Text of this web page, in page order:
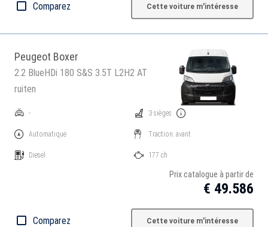
Comparez Cette voiture m'intéresse
Peugeot Boxer
2.2 BlueHDi 180 S&S 3.5T L2H2 AT
ruiten
-
Automatique
Diesel
3 sièges
Traction: avant
177 ch
Prix catalogue à partir de
€ 49.586
Comparez Cette voiture m'intéresse